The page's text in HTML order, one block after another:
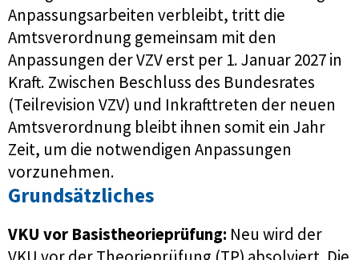
Anpassungsarbeiten verbleibt, tritt die
Amtsverordnung gemeinsam mit den
Anpassungen der VZV erst per 1. Januar 2027 in
Kraft. Zwischen Beschluss des Bundesrates
(Teilrevision VZV) und Inkrafttreten der neuen
Amtsverordnung bleibt ihnen somit ein Jahr
Zeit, um die notwendigen Anpassungen
vorzunehmen.
Grundsätzliches
VKU vor Basistheorieprüfung: Neu wird der